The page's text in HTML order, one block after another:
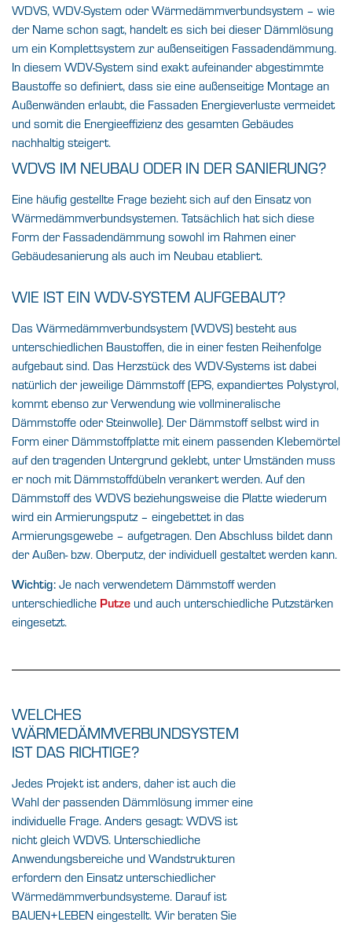
WDVS, WDV-System oder Wärmedämmverbundsystem – wie
der Name schon sagt, handelt es sich bei dieser Dämmlösung
um ein Komplettsystem zur außenseitigen Fassadendämmung.
In diesem WDV-System sind exakt aufeinander abgestimmte
Baustoffe so definiert, dass sie eine außenseitige Montage an
Außenwänden erlaubt, die Fassaden Energieverluste vermeidet
und somit die Energieeffizienz des gesamten Gebäudes
nachhaltig steigert.
WDVS IM NEUBAU ODER IN DER SANIERUNG?
Eine häufig gestellte Frage bezieht sich auf den Einsatz von
Wärmedämmverbundsystemen. Tatsächlich hat sich diese
Form der Fassadendämmung sowohl im Rahmen einer
Gebäudesanierung als auch im Neubau etabliert.
WIE IST EIN WDV-SYSTEM AUFGEBAUT?
Das Wärmedämmverbundsystem (WDVS) besteht aus
unterschiedlichen Baustoffen, die in einer festen Reihenfolge
aufgebaut sind. Das Herzstück des WDV-Systems ist dabei
natürlich der jeweilige Dämmstoff (EPS, expandiertes Polystyrol,
kommt ebenso zur Verwendung wie vollmineralische
Dämmstoffe oder Steinwolle). Der Dämmstoff selbst wird in
Form einer Dämmstoffplatte mit einem passenden Klebemörtel
auf den tragenden Untergrund geklebt, unter Umständen muss
er noch mit Dämmstoffdübeln verankert werden. Auf den
Dämmstoff des WDVS beziehungsweise die Platte wiederum
wird ein Armierungsputz – eingebettet in das
Armierungsgewebe – aufgetragen. Den Abschluss bildet dann
der Außen- bzw. Oberputz, der individuell gestaltet werden kann.
Wichtig: Je nach verwendetem Dämmstoff werden
unterschiedliche Putze und auch unterschiedliche Putzstärken
eingesetzt.
WELCHES
WÄRMEDÄMMVERBUNDSYSTEM
IST DAS RICHTIGE?
Jedes Projekt ist anders, daher ist auch die
Wahl der passenden Dämmlösung immer eine
individuelle Frage. Anders gesagt: WDVS ist
nicht gleich WDVS. Unterschiedliche
Anwendungsbereiche und Wandstrukturen
erfordern den Einsatz unterschiedlicher
Wärmedämmverbundsysteme. Darauf ist
BAUEN+LEBEN eingestellt. Wir beraten Sie